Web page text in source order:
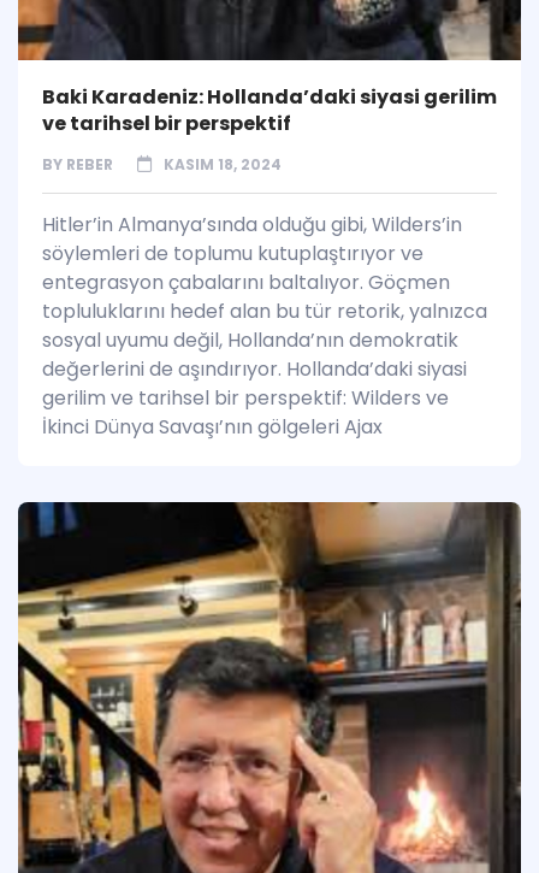
Baki Karadeniz: Hollanda’daki siyasi gerilim
ve tarihsel bir perspektif
BY REBER KASIM 18, 2024
Hitler’in Almanya’sında olduğu gibi, Wilders’in
söylemleri de toplumu kutuplaştırıyor ve
entegrasyon çabalarını baltalıyor. Göçmen
topluluklarını hedef alan bu tür retorik, yalnızca
sosyal uyumu değil, Hollanda’nın demokratik
değerlerini de aşındırıyor. Hollanda’daki siyasi
gerilim ve tarihsel bir perspektif: Wilders ve
İkinci Dünya Savaşı’nın gölgeleri Ajax